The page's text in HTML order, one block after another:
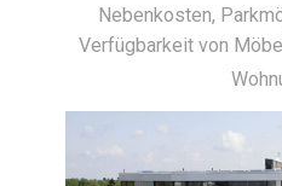
Nebenkosten,
Verfügbarkeit von